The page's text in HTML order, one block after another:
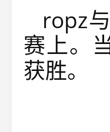
ropz
赛上。
获胜。